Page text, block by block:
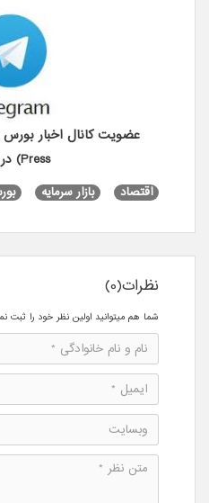
Press) در تلگرام
اقتصاد بازار سرمایه
نظرات(0)
شما هم میتوانید اولین نظر خود را ثبت